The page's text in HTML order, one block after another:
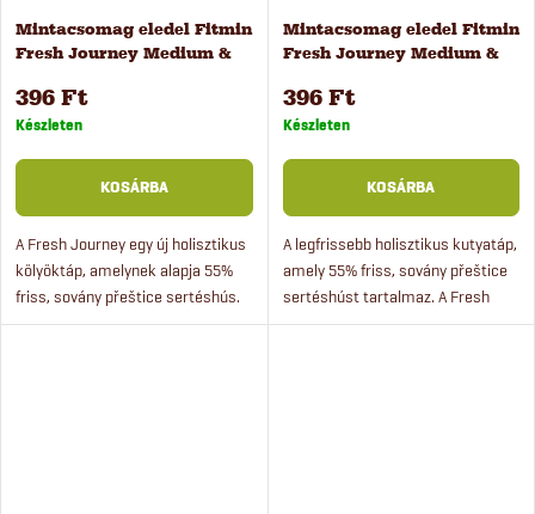
Mintacsomag eledel Fitmin
Fresh Journey Medium &
kölyökkutyáknak 100 g
396 Ft
Készleten
KOSÁRBA
A Fresh Journey egy új holisztikus
kölyöktáp, amelynek alapja 55%
friss, sovány přeštice sertéshús.
Mintacsomag eledel Fitmin
Fresh Journey Medium &
kutyáknak 100 g
396 Ft
Készleten
KOSÁRBA
A legfrissebb holisztikus kutyatáp,
amely 55% friss, sovány přeštice
sertéshúst tartalmaz. A Fresh
Journey az új holisztikus eledelünk